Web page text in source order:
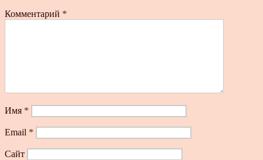
Комментарий *
Имя *
Email *
Сайт